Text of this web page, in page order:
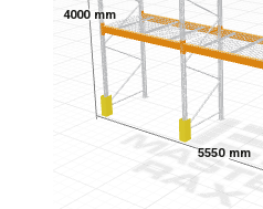
4000 mm
5550 mm